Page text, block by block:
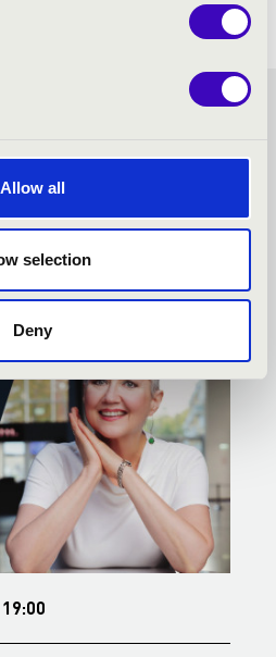
Allow all
selection
Deny
- TOVÁBBI